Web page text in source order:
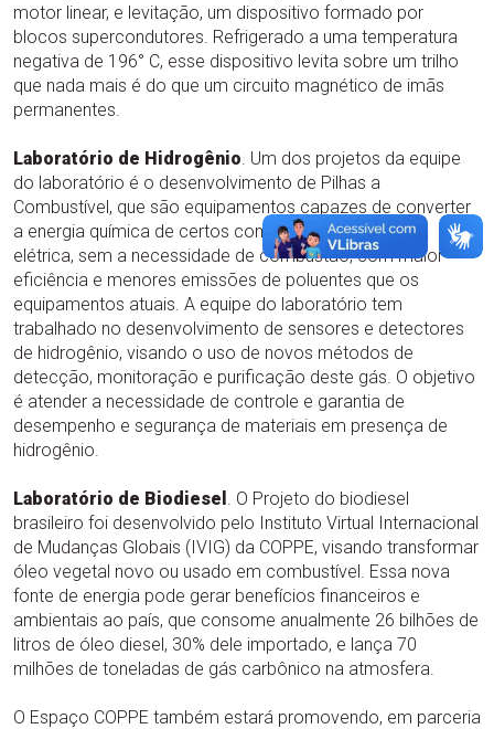
motor linear, e levitação, um dispositivo formado por
blocos supercondutores. Refrigerado a uma temperatura
negativa de 196° C, esse dispositivo levita sobre um trilho
que nada mais é do que um circuito magnético de imãs
permanentes.
Laboratório de Hidrogênio. Um dos projetos da equipe
do laboratório é o desenvolvimento de Pilhas a
Combustível, que são equipamentos capazes de converter
a energia química de certos combustíveis em energia
elétrica, sem a necessidade de combustão, com maior
eficiência e menores emissões de poluentes que os
equipamentos atuais. A equipe do laboratório tem
trabalhado no desenvolvimento de sensores e detectores
de hidrogênio, visando o uso de novos métodos de
detecção, monitoração e purificação deste gás. O objetivo
é atender a necessidade de controle e garantia de
desempenho e segurança de materiais em presença de
hidrogênio.
Laboratório de Biodiesel . O Projeto do biodiesel
brasileiro foi desenvolvido pelo Instituto Virtual Internacional
de Mudanças Globais (IVIG) da COPPE, visando transformar
óleo vegetal novo ou usado em combustível. Essa nova
fonte de energia pode gerar benefícios financeiros e
ambientais ao país, que consome anualmente 26 bilhões de
litros de óleo diesel, 30% dele importado, e lança 70
milhões de toneladas de gás carbônico na atmosfera.
O Espaço COPPE também estará promovendo, em parceria